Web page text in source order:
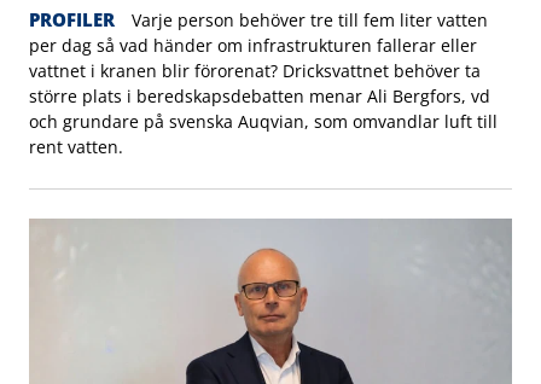
PROFILER
Varje person behöver tre till fem liter vatten
per dag så vad händer om infrastrukturen fallerar eller
vattnet i kranen blir förorenat? Dricksvattnet behöver ta
större plats i beredskapsdebatten menar Ali Bergfors, vd
och grundare på svenska Auqvian, som omvandlar luft till
rent vatten.